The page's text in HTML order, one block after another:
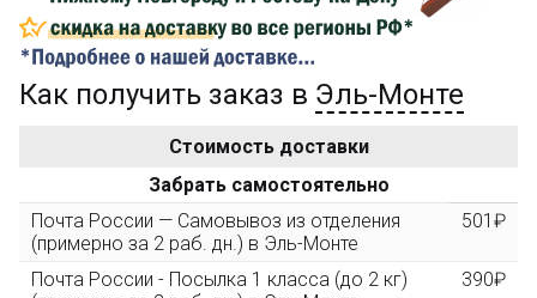
...на следующий заказ
Золотая скидка
персональная
10%
3000 рублей, Вы получите постоянную скидку на все
повторные заказы - 10%
Скидка за обзор до 10%
Как получить заказ в Эль-Монте
Стоимость доставки
Забрать самостоятельно
Почта России — Самовывоз из отделения
(примерно за 2 раб. дн.) в Эль-Монте
501₽
Почта России - Посылка 1 класса (до 2 кг)
390₽